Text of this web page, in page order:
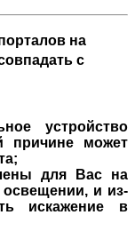
на
с
устройство
причине может
для Вас на
и из-
искажение в